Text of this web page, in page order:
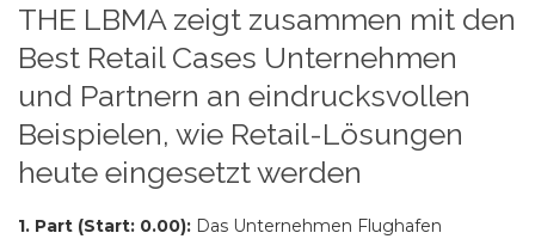
THE LBMA zeigt zusammen mit den
Best Retail Cases Unternehmen
und Partnern an eindrucksvollen
Beispielen, wie Retail-Lösungen
heute eingesetzt werden
1. Part (Start: 0.00): Das Unternehmen Flughafen